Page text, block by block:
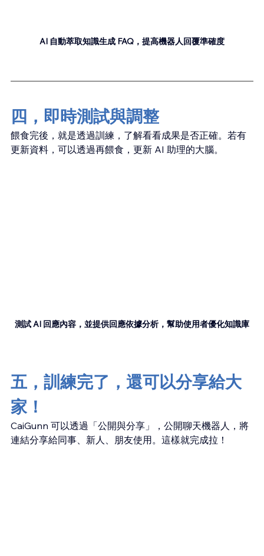
AI 自動萃取知識生成 FAQ，提高機器人回覆準確度
四，即時測試與調整
餵食完後，就是透過訓練，了解看看成果是否正確。若有
更新資料，可以透過再餵食，更新 AI 助理的大腦。
測試 AI 回應內容，並提供回應依據分析，幫助使用者優化知識庫
五，訓練完了，還可以分享給大
家！
CaiGunn 可以透過「公開與分享」，公開聊天機器人，將
連結分享給同事、新人、朋友使用。這樣就完成拉！